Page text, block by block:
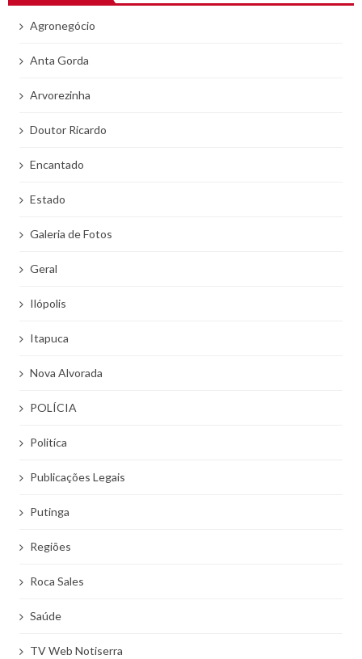
Agronegócio
Anta Gorda
Arvorezinha
Doutor Ricardo
Encantado
Estado
Galeria de Fotos
Geral
Ilópolis
Itapuca
Nova Alvorada
POLÍCIA
Politíca
Publicações Legais
Putinga
Regiões
Roca Sales
Saúde
TV Web Notiserra